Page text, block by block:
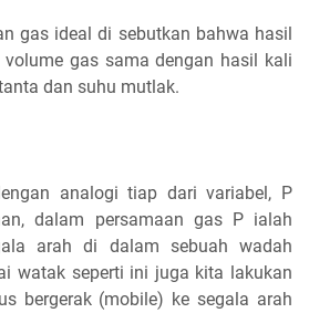
gas ideal di sebutkan bahwa hasil
gas sama dengan hasil kali
dan suhu mutlak.
analogi tiap dari variabel, P
dalam persamaan gas P ialah
arah di dalam sebuah wadah
watak seperti ini juga kita lakukan
bergerak (mobile) ke segala arah